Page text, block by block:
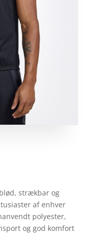
var:
blød, strækbar og
af enhver
polyester,
og god komfort